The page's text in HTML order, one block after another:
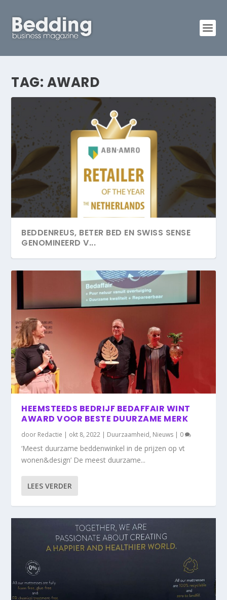
TAG: AWARD
BEDDENREUS, BETER BED EN SWISS SENSE
GENOMINEERD V...
HEEMSTEEDS BEDRIJF BEDAFFAIR WINT
AWARD VOOR BESTE DUURZAME MERK
door Redactie | okt 8, 2022 | Duurzaamheid, Nieuws | 0
‘Meest duurzame beddenwinkel in de prijzen op vt
wonen&design’ De meest duurzame...
LEES VERDER